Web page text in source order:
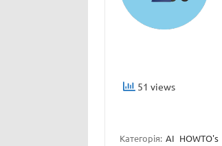
51 views
Категорія: AI HOWTO's